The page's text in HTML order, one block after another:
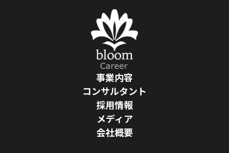
事業内容
コンサルタント
採用情報
メディア
会社概要